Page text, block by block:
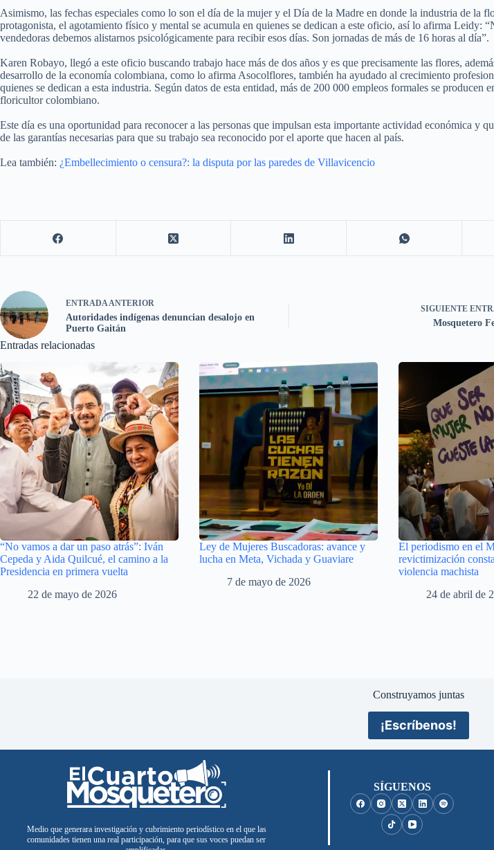
Asimismo, las fechas especiales como lo son el día de la mujer y el Día de la Madre en donde la industria de la
protagonista, el agotamiento físico y mental se acumula en quienes se dedican a este oficio, así lo afirma Leidy:
vendedoras debemos alistarnos psicológicamente para recibir esos días. Son jornadas de más de 16 horas al día”.
Karen Robayo, llegó a este oficio buscando trabajo hace más de dos años y es que precisamente las flores,
desarrollo de la economía colombiana, como lo afirma Asocolflores, también ha ayudado al crecimiento
quienes se dedican a esta industria. Según datos de esta entidad, más de 200 000 empleos formales se producen
floricultor colombiano.
Este día es una oportunidad para reconocer a las personas que impulsan esta importante actividad económica y
de las garantías necesarias para que su trabajo sea reconocido por el aporte que hacen al país.
Lea también: ¿Embellecimiento o censura?: la disputa por las paredes de Villavicencio
ENTRADAANTERIOR
Autoridades indígenas denuncian desalojo en
Puerto Gaitán
SIGUIENTE
Mosquetero
Entradas relacionadas
“No vamos a dar un paso atrás”: Iván
Cepeda y Aida Quilcué, el camino a la
Presidencia en primera vuelta
22 de mayo de 2026
Ley de Mujeres Buscadoras: avance y
lucha en Meta, Vichada y Guaviare
7 de mayo de 2026
El periodismo en el
revictimización
violencia machista
24 de abril de
Construyamos juntas
¡Escríbenos!
Medio que generara investigación y cubrimiento periodístico en el que las
comunidades tienen una real participación, para que sus voces puedan ser
SÍGUENOS